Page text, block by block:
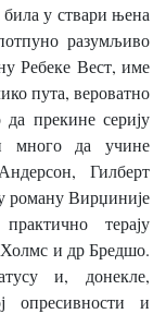
била у ствари њена
разумљиво
Ребеке Вест, име
пута, вероватно
прекине серију
много да учине
Гилберт
роману Вирџиније
терају
и др Бредшо.
и, донекле,
опресивности и